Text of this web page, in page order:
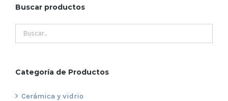
Buscar productos
Categoría de Productos
Cerámica y vidrio